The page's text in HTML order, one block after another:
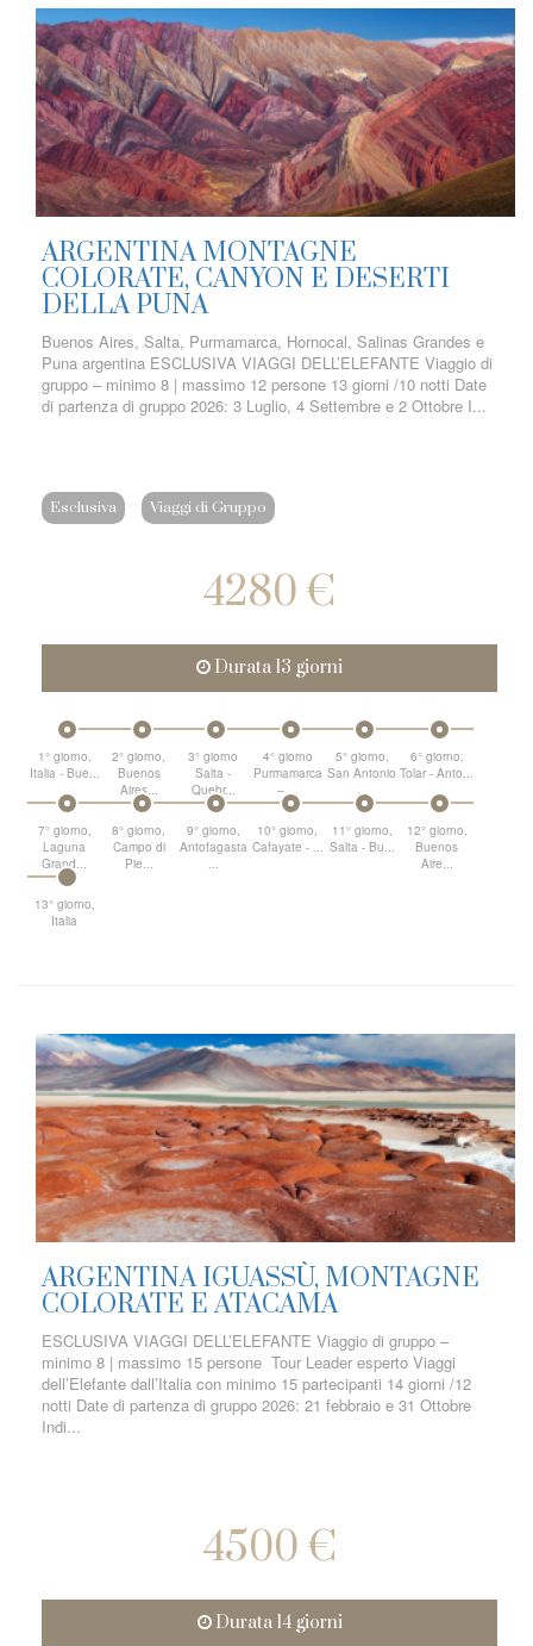
ARGENTINA MONTAGNE
COLORATE, CANYON E DESERTI
DELLA PUNA
Buenos Aires, Salta, Purmamarca, Hornocal, Salinas Grandes e
Puna argentina ESCLUSIVA VIAGGI DELL’ELEFANTE Viaggio di
gruppo – minimo 8 | massimo 12 persone 13 giorni /10 notti Date
di partenza di gruppo 2026: 3 Luglio, 4 Settembre e 2 Ottobre I...
Esclusiva Viaggi di Gruppo
4280 €
Durata 13 giorni
1° giorno,
Italia - Bue...
2° giorno,
Buenos
Aires...
3° giorno
Salta -
Quebr...
4° giorno
Purmamarca
– ...
5° giorno,
San Antonio
...
6° giorno,
Tolar - Anto...
7° giorno,
Laguna
Grand...
8° giorno,
Campo di
Pie...
9° giorno,
Antofagasta
...
10° giorno,
Cafayate - ...
11° giorno,
Salta - Bu...
12° giorno,
Buenos
Aire...
13° giorno,
Italia
ARGENTINA IGUASSÙ, MONTAGNE
COLORATE E ATACAMA
ESCLUSIVA VIAGGI DELL’ELEFANTE Viaggio di gruppo –
minimo 8 | massimo 15 persone Tour Leader esperto Viaggi
dell’Elefante dall’Italia con minimo 15 partecipanti 14 giorni /12
notti Date di partenza di gruppo 2026: 21 febbraio e 31 Ottobre
Indi...
4500 €
Durata 14 giorni